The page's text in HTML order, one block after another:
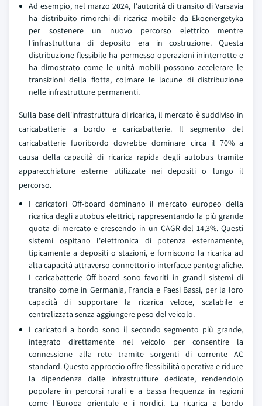
Ad esempio, nel marzo 2024, l'autorità di transito di Varsavia
ha distribuito rimorchi di ricarica mobile da Ekoenergetyka
per sostenere un nuovo percorso elettrico mentre
l'infrastruttura di deposito era in costruzione. Questa
distribuzione flessibile ha permesso operazioni ininterrotte e
ha dimostrato come le unità mobili possono accelerare le
transizioni della flotta, colmare le lacune di distribuzione
nelle infrastrutture permanenti.
Sulla base dell'infrastruttura di ricarica, il mercato è suddiviso in
caricabatterie a bordo e caricabatterie. Il segmento del
caricabatterie fuoribordo dovrebbe dominare circa il 70% a
causa della capacità di ricarica rapida degli autobus tramite
apparecchiature esterne utilizzate nei depositi o lungo il
percorso.
I caricatori Off-board dominano il mercato europeo della
ricarica degli autobus elettrici, rappresentando la più grande
quota di mercato e crescendo in un CAGR del 14,3%. Questi
sistemi ospitano l'elettronica di potenza esternamente,
tipicamente a depositi o stazioni, e forniscono la ricarica ad
alta capacità attraverso connettori o interfacce pantografiche.
I caricabatterie Off-board sono favoriti in grandi sistemi di
transito come in Germania, Francia e Paesi Bassi, per la loro
capacità di supportare la ricarica veloce, scalabile e
centralizzata senza aggiungere peso del veicolo.
I caricatori a bordo sono il secondo segmento più grande,
integrato direttamente nel veicolo per consentire la
connessione alla rete tramite sorgenti di corrente AC
standard. Questo approccio offre flessibilità operativa e riduce
la dipendenza dalle infrastrutture dedicate, rendendolo
popolare in percorsi rurali e a bassa frequenza in regioni
come l'Europa orientale e i nordici. La ricarica a bordo